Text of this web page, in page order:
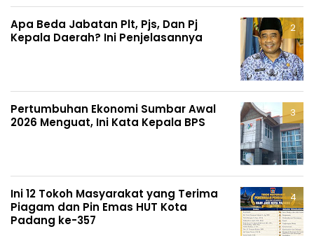
Apa Beda Jabatan Plt, Pjs, Dan Pj
Kepala Daerah? Ini Penjelasannya
Pertumbuhan Ekonomi Sumbar Awal
2026 Menguat, Ini Kata Kepala BPS
Ini 12 Tokoh Masyarakat yang Terima
Piagam dan Pin Emas HUT Kota
Padang ke-357